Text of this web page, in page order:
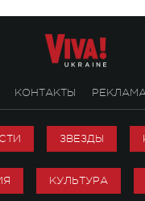
КОНТАКТЫ
ЗВЕЗДЫ
КУЛЬТУРА